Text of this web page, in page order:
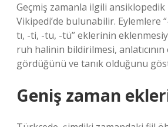
Geçmiş zamanla ilgili
Vikipedi’de bulunabilir. Eylemlere
tı, -ti, -tu, -tü” eklerinin
ruh halinin bildirilmesi,
gördüğünü ve tanık olduğunu
Geniş zaman